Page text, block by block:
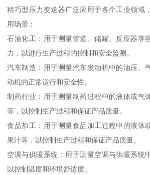
精巧型压力变送器广泛应用于各个工业领域
用场景：
石油化工：用于测量管道、储罐、反应器等
力，以进行生产过程的控制和安全监测。
汽车制造：用于测量汽车发动机中的油压、
动机的正常运行和安全性。
制药行业：用于测量制药过程中的液体或气
等，以控制生产过程和保证产品质量。
食品加工：用于测量食品加工过程中的液体
果汁等，以控制生产过程和保证产品质量。
空调与供暖系统：用于测量空调与供暖系统
以控制温度和环境舒适度。